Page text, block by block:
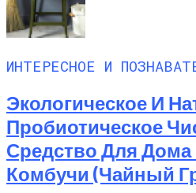
ИНТЕРЕСНОЕ И
Экологическое И
Пробиотическое
Средство Для
Комбучи (чайный